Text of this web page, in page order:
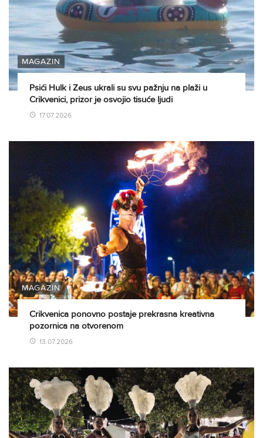
MAGAZIN
Psići Hulk i Zeus ukrali su svu pažnju na plaži u
Crikvenici, prizor je osvojio tisuće ljudi
17.07.2026
MAGAZIN
Crikvenica ponovno postaje prekrasna kreativna
pozornica na otvorenom
13.07.2026